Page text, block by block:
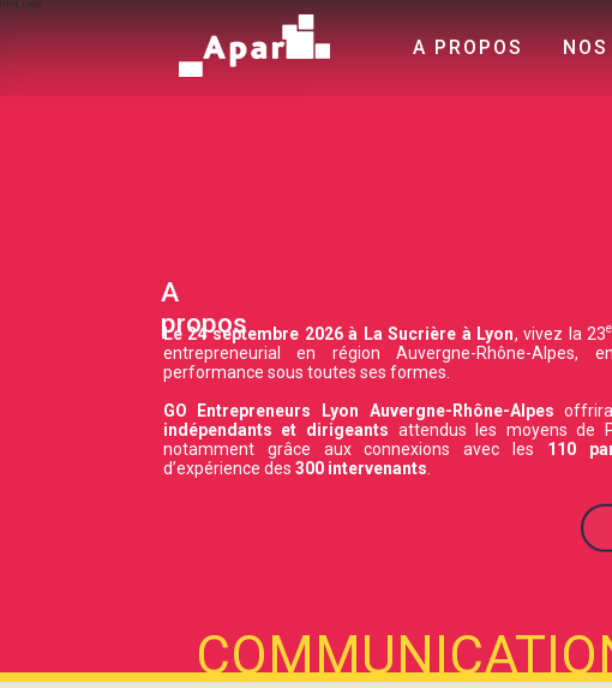
A PROPOS
HTML Layer
Le 24 septembre 2026 à La Sucrière à Lyon, vivez la 23e
entrepreneurial en région Auvergne-Rhône-Alpes,
performance sous toutes ses formes.
GO Entrepreneurs Lyon Auvergne-Rhône-Alpes
indépendants et dirigeants attendus les moyens de
notamment grâce aux connexions avec les 110
d’expérience des 300 intervenants
A
propos